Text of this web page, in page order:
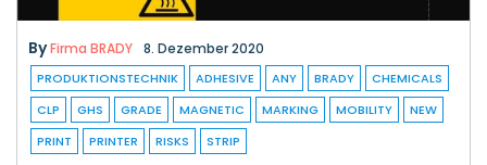
ByFirma BRADY 8. Dezember 2020
PRODUKTIONSTECHNIK ADHESIVE ANY BRADY
CHEMICALS
CLP
GHS GRADE MAGNETIC MARKING MOBILITY
NEW
PRINT
PRINTER RISKS STRIP